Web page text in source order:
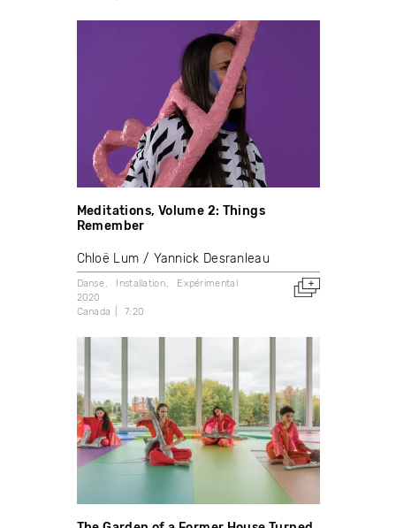
Meditations, Volume 2: Things
Remember
Chloë Lum Yannick Desranleau
Danse Installation
Expérimental
2020
Canada
7:20